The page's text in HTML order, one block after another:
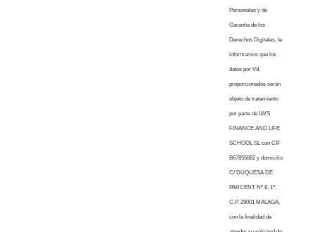
Personales y de
Garantía de los
Derechos Digitales, le
informamos que los
datos por Vd.
proporcionados serán
objeto de tratamiento
por parte de LWS
FINANCE AND LIFE
SCHOOL SL con CIF
B67855882 y domicilio
C/ DUQUESA DE
PARCENT Nº 8, 1º,
C.P. 29001 MALAGA,
con la finalidad de